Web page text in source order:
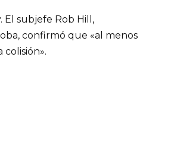
El subjefe Rob Hill,
confirmó que «al menos